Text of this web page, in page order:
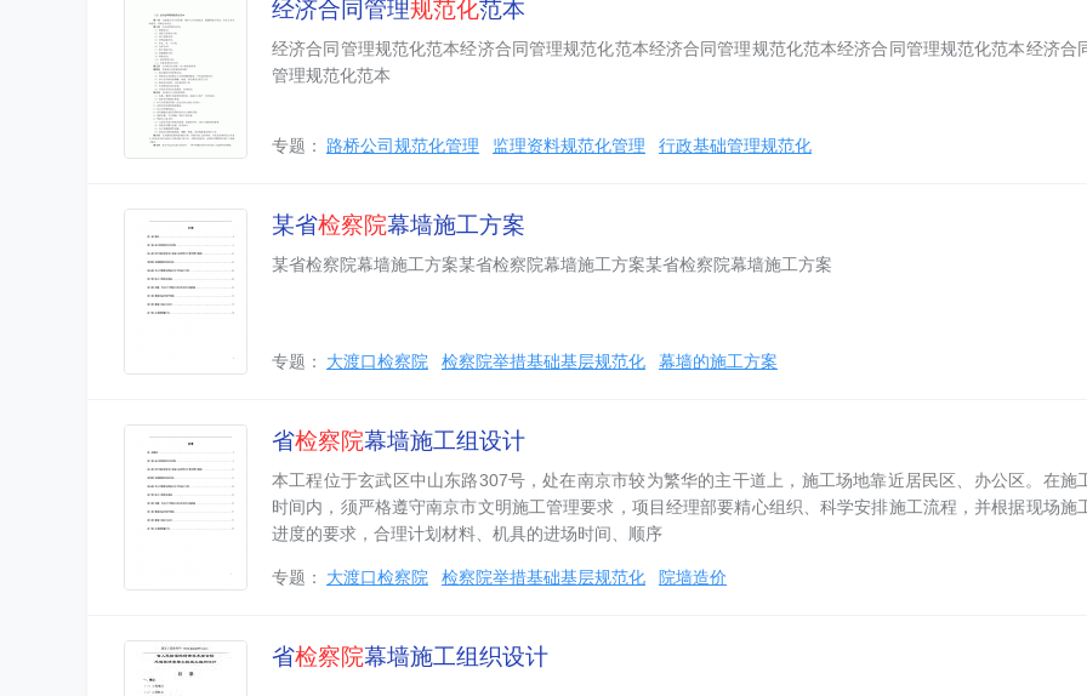
经济合同管理规范化范本
经济合同管理规范化范本经济合同管理规范化范本经济合同管理规范化范本经济合同管理规范化范本经济合
管理规范化范本
专题： 路桥公司规范化管理 监理资料规范化管理 行政基础管理规范化
某省检察院幕墙施工方案
某省检察院幕墙施工方案某省检察院幕墙施工方案某省检察院幕墙施工方案
专题： 大渡口检察院 检察院举措基础基层规范化 幕墙的施工方案
省检察院幕墙施工组设计
本工程位于玄武区中山东路307号，处在南京市较为繁华的主干道上，施工场地靠近居民区、办公区。在施
时间内，须严格遵守南京市文明施工管理要求，项目经理部要精心组织、科学安排施工流程，并根据现场施
进度的要求，合理计划材料、机具的进场时间、顺序
专题： 大渡口检察院 检察院举措基础基层规范化 院墙造价
省检察院幕墙施工组织设计